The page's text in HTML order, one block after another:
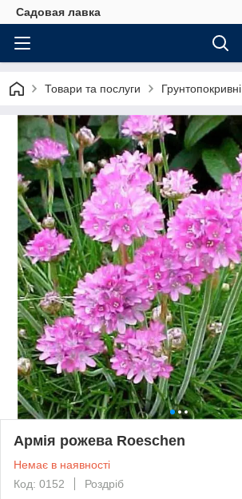
Садовая лавка
Товари та послуги Грунтопокривні
Армія рожева Roeschen
Немає в наявності
Код: 0152
Роздріб